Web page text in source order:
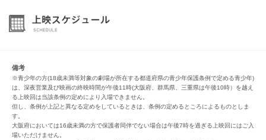
備考
※青少年の方(18歳未満等対象の劇場が所在する都道府県の青少年保護条例で定める青少年)
は、深夜営業及び映画の終映時間が午後11時(大阪府、群馬県、三重県は午後10時）を越え
る上映回は当該条例の定めにより入場できません。
但し、条例が上記と異なる定めをしているときは、条例の定めるところによるものとしま
す。
大阪府においては16歳未満の方で保護者同伴でない場合は午後7時を過ぎる上映回にはご入
場いただけません。